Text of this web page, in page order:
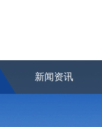
新闻资讯